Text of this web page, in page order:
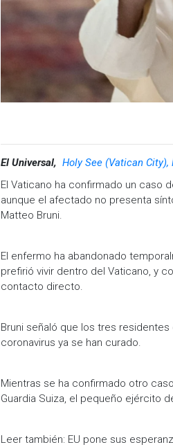
El Universal, Holy See (Vatican City),
El Vaticano ha confirmado un caso
aunque el afectado no presenta
Matteo Bruni.
El enfermo ha abandonado
prefirió vivir dentro del Vaticano, y
contacto directo.
Bruni señaló que los tres
coronavirus ya se han curado.
Mientras se ha confirmado otro
Guardia Suiza, el pequeño ejército
Leer también: EU pone sus